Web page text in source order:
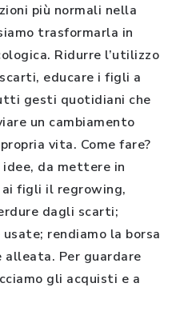
più normali nella
trasformarla in
Ridurre l’utilizzo
educare i figli a
gesti quotidiani che
un cambiamento
vita. Come fare?
idee, da mettere in
figli il regrowing,
dagli scarti;
rendiamo la borsa
alleata. Per guardare
gli acquisti e a